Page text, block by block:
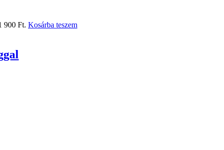
900 Ft. Kosárba teszem